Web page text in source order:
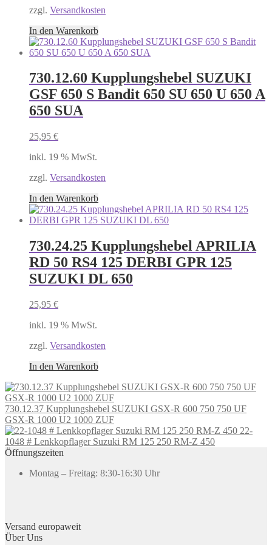
zzgl. Versandkosten
In den Warenkorb
730.12.60 Kupplungshebel SUZUKI
GSF 650 S Bandit 650 SU 650 U 650 A
650 SUA
25,95 €
inkl. 19 % MwSt.
zzgl. Versandkosten
In den Warenkorb
730.24.25 Kupplungshebel APRILIA
RD 50 RS4 125 DERBI GPR 125
SUZUKI DL 650
25,95 €
inkl. 19 % MwSt.
zzgl. Versandkosten
In den Warenkorb
730.12.37 Kupplungshebel SUZUKI GSX-R 600 750 750 UF
GSX-R 1000 U2 1000 ZUF
22-
1048 # Lenkkopflager Suzuki RM 125 250 RM-Z 450
Öffnungszeiten
Montag – Freitag: 8:30-16:30 Uhr
Versand europaweit
Über Uns